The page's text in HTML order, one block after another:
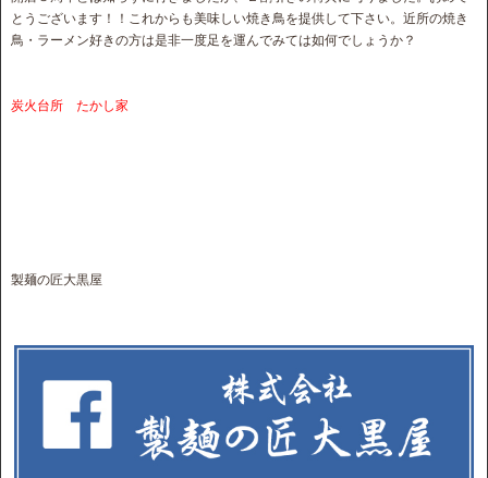
とうございます！！これからも美味しい焼き鳥を提供して下さい。近所の焼き
鳥・ラーメン好きの方は是非一度足を運んでみては如何でしょうか？
炭火台所 たかし家
製麺の匠大黒屋